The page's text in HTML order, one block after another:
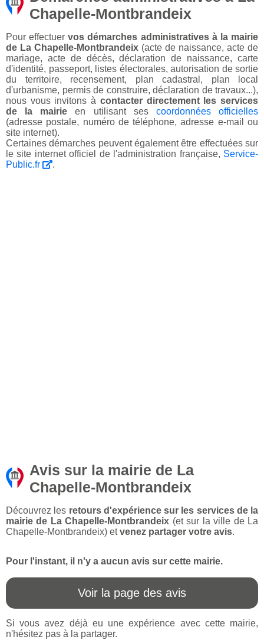
Chapelle-Montbrandeix
Pour effectuervos démarches administratives à la mairie
de La Chapelle-Montbrandeix (acte de naissance, acte de
mariage, acte de décès, déclaration de naissance, carte
d'identité, passeport, listes électorales, autorisation de sortie
du territoire, recensement, plan cadastral, plan local
d'urbanisme, permis de construire, déclaration de travaux...),
nous vous invitons à contacter directement les services
de la mairie en utilisant ses coordonnées officielles
(adresse postale, numéro de téléphone, adresse e-mail ou
site internet).
Certaines démarches peuvent également être effectuées sur
le site internet officiel de l'administration française, Service-
Public.fr
.
Avis sur la mairie de La
Chapelle-Montbrandeix
Découvrez les retours d'expérience sur les services de la
mairie de La Chapelle-Montbrandeix (et sur la ville de La
Chapelle-Montbrandeix) etvenez partager votre avis.
Pour l'instant, il n'y a aucun avis sur cette mairie.
Voir la page des avis
Si vous avez déjà eu une expérience avec cette mairie,
n'hésitez pas à la partager.